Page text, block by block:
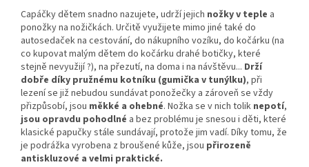
Capáčky dětem snadno nazujete, udrží jejich nožky v teple a
ponožky na nožičkách. Určitě využijete mimo jiné také do
autosedaček na cestování, do nákupního vozíku, do kočárku (na
co kupovat malým dětem do kočárku drahé botičky, které
stejně nevyužijí ?), na přezutí, na doma i na návštěvu... Drží
dobře díky pružnému kotníku (gumička v tunýlku), při
lezení se již nebudou sundávat ponožečky a zároveň se vždy
přizpůsobí, jsou měkké a ohebné. Nožka se v nich tolik nepotí,
jsou opravdu pohodlné a bez problému je snesou i děti, které
klasické papučky stále sundávají, protože jim vadí. Díky tomu, že
je podrážka vyrobena z broušené kůže, jsou přirozeně
antiskluzové a velmi praktické.